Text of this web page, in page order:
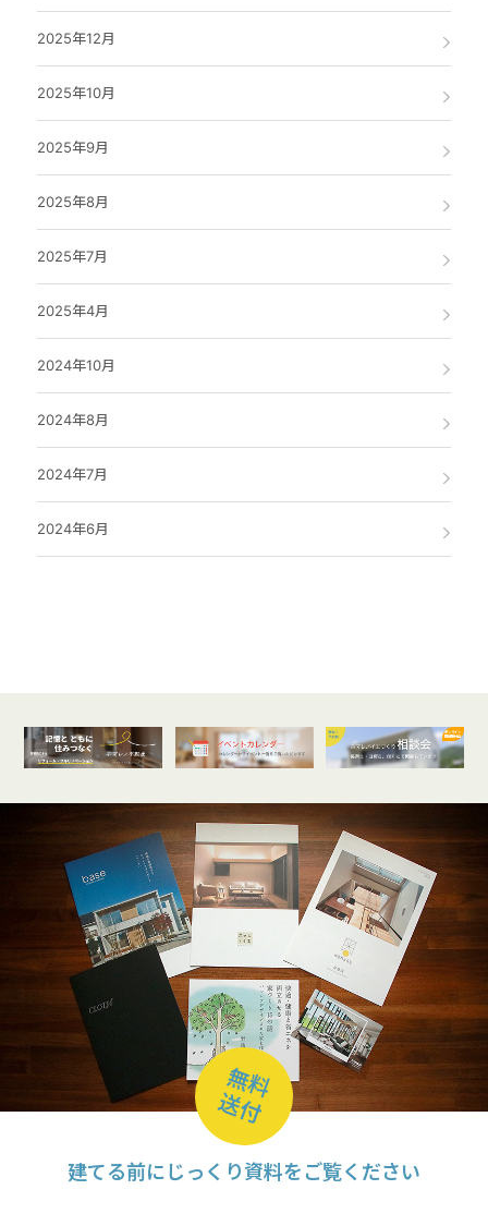
2025年12月
2025年10月
2025年9月
2025年8月
2025年7月
2025年4月
2024年10月
2024年8月
2024年7月
2024年6月
オンライン
開催受付中
無料
送付
建てる前にじっくり資料をご覧ください